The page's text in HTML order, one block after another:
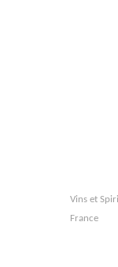
Vins et
France